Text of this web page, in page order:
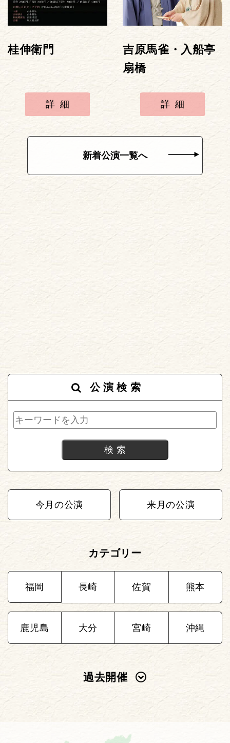
桂伸衛門
詳細
吉原馬雀・入船亭
扇橋
詳細
新着公演一覧へ
公演検索
今月の公演 来月の公演
カテゴリー
福岡 長崎 佐賀 熊本
鹿児島 大分 宮崎 沖縄
過去開催